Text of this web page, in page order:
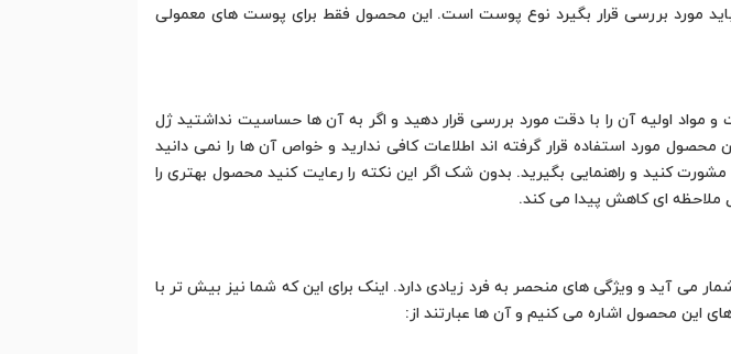
مورد بررسی قرار بگیرد نوع پوست است. این محصول فقط برای پوست های معمولی
مواد اولیه آن را با دقت مورد بررسی قرار دهید و اگر به آن ها حساسیت نداشتید ژل
مورد استفاده قرار گرفته اند اطلاعات کافی ندارید و خواص آن ها را نمی دانید
کنید و راهنمایی بگیرید. بدون شک اگر این نکته را رعایت کنید محصول بهتری را
ملاحظه ای کاهش پیدا می کند.
می آید و ویژگی های منحصر به فرد زیادی دارد. اینک برای این که شما نیز بیش تر با
این محصول اشاره می کنیم و آن ها عبارتند از: